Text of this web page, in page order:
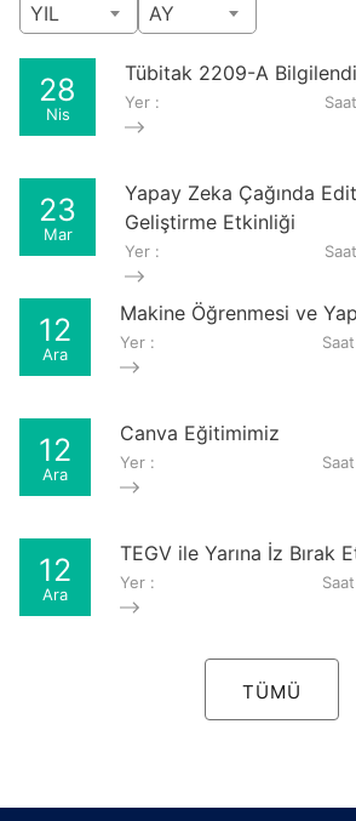
YIL AY
28
Nis
Tübitak 2209-A
Yer :
23
Mar
Yapay Zeka Çağında
Geliştirme Etkinliği
Yer :
12
Ara
Makine Öğrenmesi ve
Yer :
12
Ara
Canva Eğitimimiz
Yer :
12
Ara
TEGV ile Yarına İz Bırak
Yer :
TÜMÜ